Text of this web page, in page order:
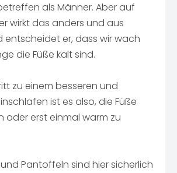
als Männer. Aber auf
wirkt das anders und aus
entscheidet er, dass wir wach
die Füße kalt sind.
zu einem besseren und
ist es also, die Füße
oder erst einmal warm zu
Pantoffeln sind hier sicherlich